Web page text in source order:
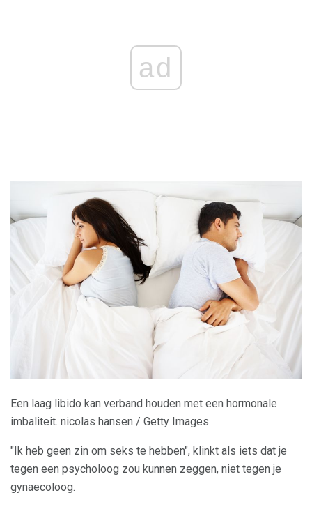
ad
Een laag libido kan verband houden met een hormonale
imbaliteit. nicolas hansen / Getty Images
"Ik heb geen zin om seks te hebben", klinkt als iets dat je
tegen een psycholoog zou kunnen zeggen, niet tegen je
gynaecoloog.